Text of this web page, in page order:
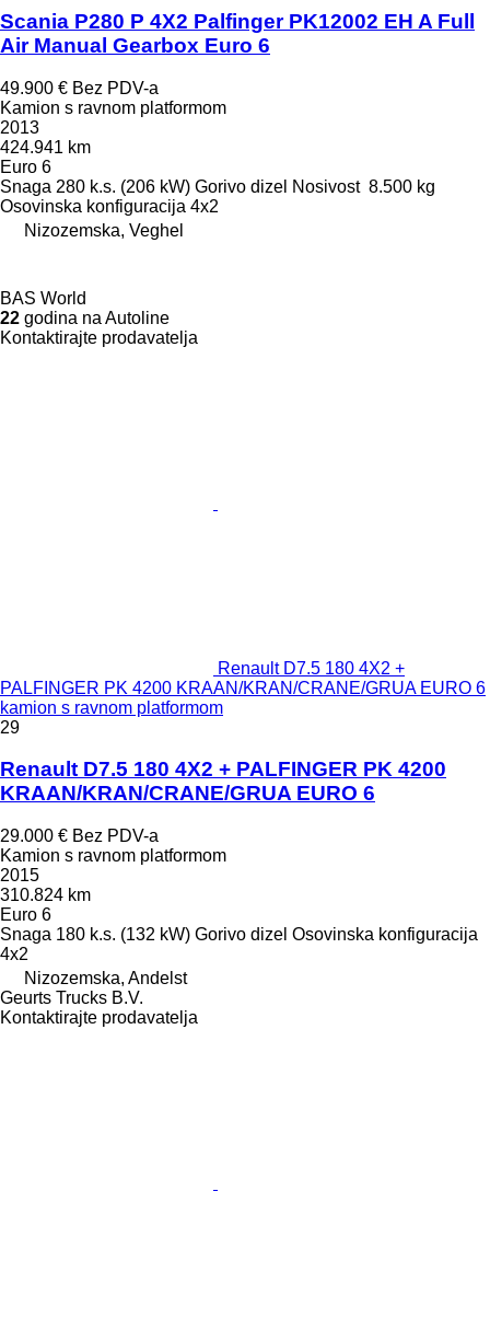
Scania P280 P 4X2 Palfinger PK12002 EH A Full
Air Manual Gearbox Euro 6
49.900 € Bez PDV-a
Kamion s ravnom platformom
2013
424.941 km
Euro 6
Snaga 280 k.s. (206 kW) Gorivo dizel Nosivost 8.500 kg
Osovinska konfiguracija 4x2
Nizozemska, Veghel
BAS World
22 godina na Autoline
Kontaktirajte prodavatelja
Renault D7.5 180 4X2 +
PALFINGER PK 4200 KRAAN/KRAN/CRANE/GRUA EURO 6
kamion s ravnom platformom
29
Renault D7.5 180 4X2 + PALFINGER PK 4200
KRAAN/KRAN/CRANE/GRUA EURO 6
29.000 € Bez PDV-a
Kamion s ravnom platformom
2015
310.824 km
Euro 6
Snaga 180 k.s. (132 kW) Gorivo dizel Osovinska konfiguracija
4x2
Nizozemska, Andelst
Geurts Trucks B.V.
Kontaktirajte prodavatelja